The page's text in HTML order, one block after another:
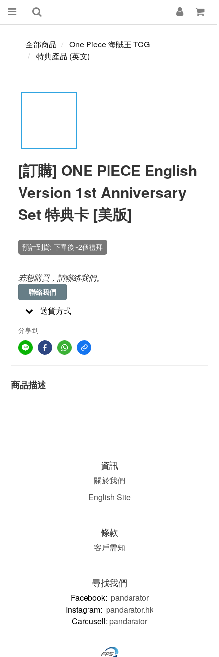
全部商品
One Piece 海賊王 TCG
特典產品 (英文)
[訂購] ONE PIECE English
Version 1st Anniversary
Set 特典卡 [美版]
預計到貨: 下單後~2個禮拜
若想購買，請聯絡我們。
聯絡我們
送貨方式
分享到
商品描述
資訊
關於我們
English Site
條款
客戶需知
尋找我們
Facebook: pandarator
Instagram: pandarator.hk
Carousell: pandarator